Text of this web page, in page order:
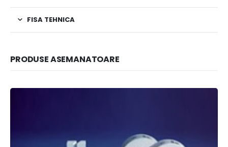
FISA TEHNICA
PRODUSE ASEMANATOARE